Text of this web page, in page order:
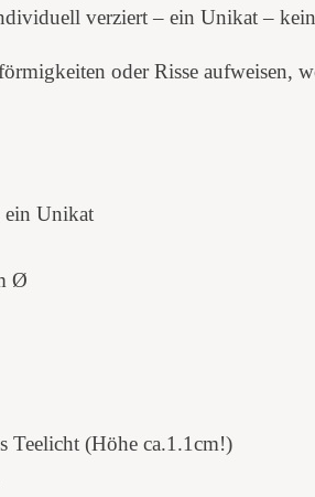
verziert – ein Unikat –
oder Risse aufweisen,
ein Unikat
Ø
Teelicht (Höhe ca.1.1cm!)